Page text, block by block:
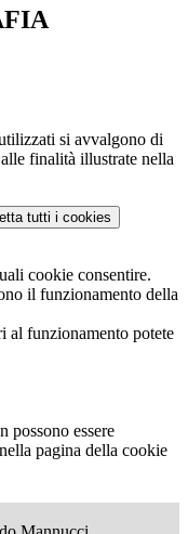
si avvalgono di
finalità illustrate nella
tutti i cookies
cookie consentire.
il funzionamento della
al funzionamento potete
possono essere
pagina della cookie